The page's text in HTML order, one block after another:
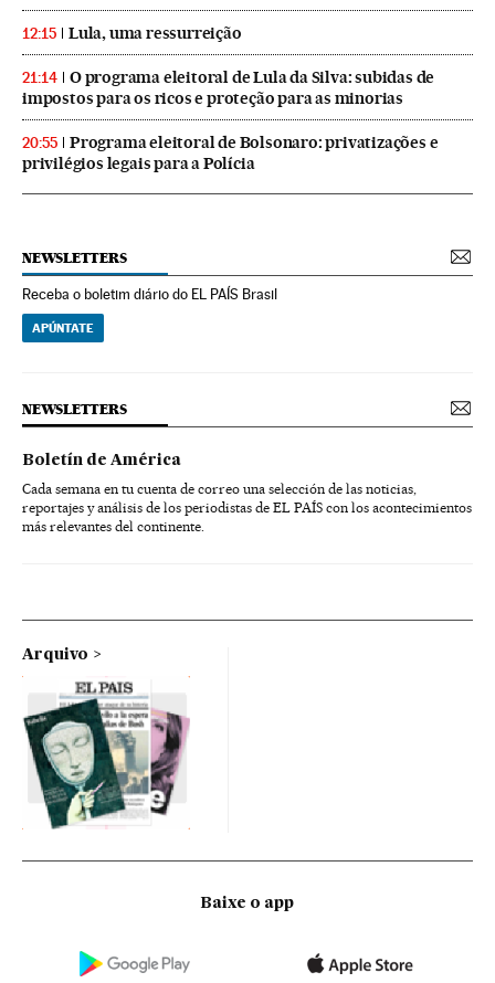
12:15 Lula, uma ressurreição
21:14
O programa eleitoral de Lula da Silva: subidas de
impostos para os ricos e proteção para as minorias
20:55
Programa eleitoral de Bolsonaro: privatizações e
privilégios legais para a Polícia
NEWSLETTERS
Receba o boletim diário do EL PAÍS Brasil
APÚNTATE
NEWSLETTERS
Boletín de América
Cada semana en tu cuenta de correo una selección de las noticias,
reportajes y análisis de los periodistas de EL PAÍS con los acontecimientos
más relevantes del continente.
Arquivo
Baixe o app